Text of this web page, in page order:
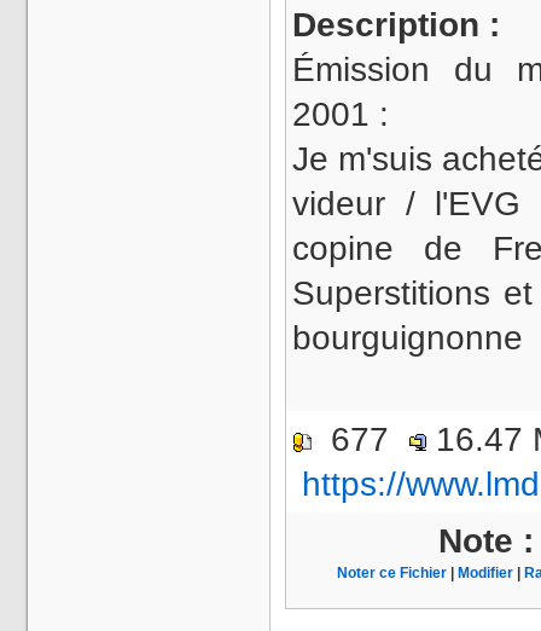
Description :
Émission du
2001 :
Je m'suis
videur / l'EVG
copine de
Superstitions
bourguignonne
677
https://
Note
Noter ce Fichier Modifier